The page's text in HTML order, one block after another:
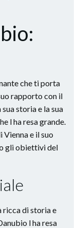
che ti porta
rapporto con il
storia e la sua
l ha resa grande.
e il suo
gli obiettivi del
ricca di storia e
l ha resa